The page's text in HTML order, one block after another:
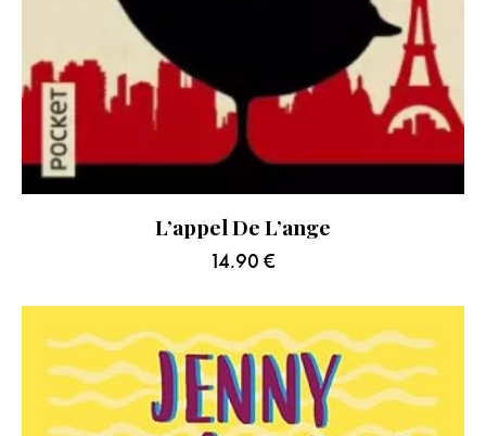
L’appel De L’ange
14.90 €